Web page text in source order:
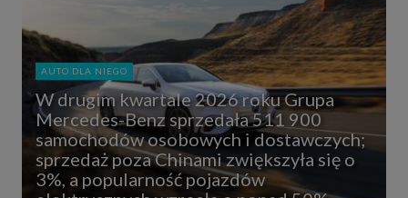
AUTO DLA NIEGO
W drugim kwartale 2026 roku Grupa
Mercedes-Benz sprzedała 511 900
samochodów osobowych i dostawczych;
sprzedaż poza Chinami zwiększyła się o
3%, a popularność pojazdów